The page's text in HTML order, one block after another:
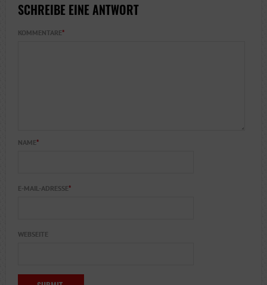
SCHREIBE EINE ANTWORT
KOMMENTARE*
NAME*
E-MAIL-ADRESSE*
WEBSEITE